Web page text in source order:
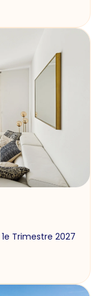
1e Trimestre 2027